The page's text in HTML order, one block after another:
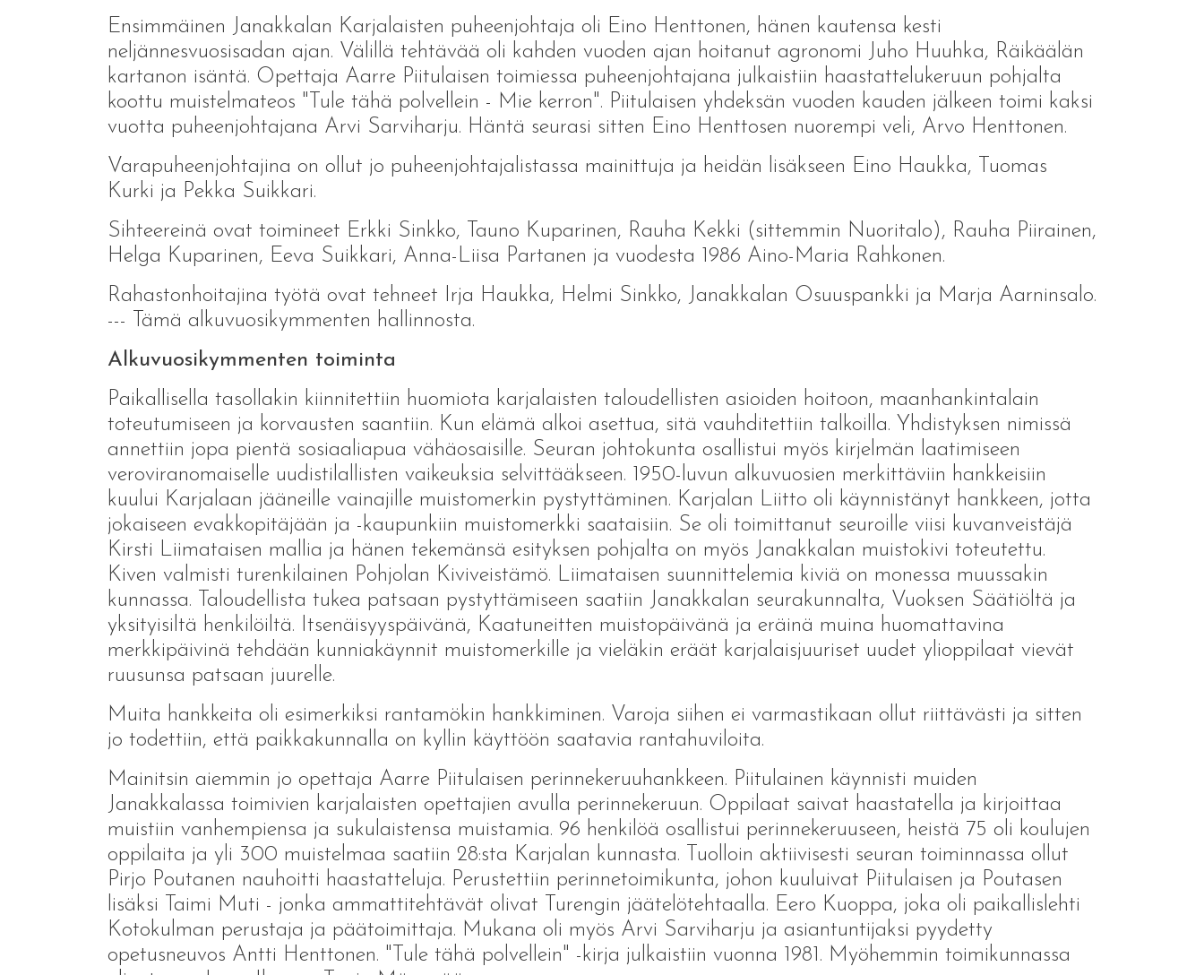
Ensimmäinen Janakkalan Karjalaisten puheenjohtaja oli Eino Henttonen, hänen kautensa kesti
neljännesvuosisadan ajan. Välillä tehtävää oli kahden vuoden ajan hoitanut agronomi Juho Huuhka, Räikäälän
kartanon isäntä. Opettaja Aarre Piitulaisen toimiessa puheenjohtajana julkaistiin haastattelukeruun pohjalta
koottu muistelmateos "Tule tähä polvellein - Mie kerron". Piitulaisen yhdeksän vuoden kauden jälkeen toimi kaksi
vuotta puheenjohtajana Arvi Sarviharju. Häntä seurasi sitten Eino Henttosen nuorempi veli, Arvo Henttonen.
Varapuheenjohtajina on ollut jo puheenjohtajalistassa mainittuja ja heidän lisäkseen Eino Haukka, Tuomas
Kurki ja Pekka Suikkari.
Sihteereinä ovat toimineet Erkki Sinkko, Tauno Kuparinen, Rauha Kekki (sittemmin Nuoritalo), Rauha Piirainen,
Helga Kuparinen, Eeva Suikkari, Anna-Liisa Partanen ja vuodesta 1986 Aino-Maria Rahkonen.
Rahastonhoitajina työtä ovat tehneet Irja Haukka, Helmi Sinkko, Janakkalan Osuuspankki ja Marja Aarninsalo.
--- Tämä alkuvuosikymmenten hallinnosta.
Alkuvuosikymmenten toiminta
Paikallisella tasollakin kiinnitettiin huomiota karjalaisten taloudellisten asioiden hoitoon, maanhankintalain
toteutumiseen ja korvausten saantiin. Kun elämä alkoi asettua, sitä vauhditettiin talkoilla. Yhdistyksen nimissä
annettiin jopa pientä sosiaaliapua vähäosaisille. Seuran johtokunta osallistui myös kirjelmän laatimiseen
veroviranomaiselle uudistilallisten vaikeuksia selvittääkseen. 1950-luvun alkuvuosien merkittäviin hankkeisiin
kuului Karjalaan jääneille vainajille muistomerkin pystyttäminen. Karjalan Liitto oli käynnistänyt hankkeen, jotta
jokaiseen evakkopitäjään ja -kaupunkiin muistomerkki saataisiin. Se oli toimittanut seuroille viisi kuvanveistäjä
Kirsti Liimataisen mallia ja hänen tekemänsä esityksen pohjalta on myös Janakkalan muistokivi toteutettu.
Kiven valmisti turenkilainen Pohjolan Kiviveistämö. Liimataisen suunnittelemia kiviä on monessa muussakin
kunnassa. Taloudellista tukea patsaan pystyttämiseen saatiin Janakkalan seurakunnalta, Vuoksen Säätiöltä ja
yksityisiltä henkilöiltä. Itsenäisyyspäivänä, Kaatuneitten muistopäivänä ja eräinä muina huomattavina
merkkipäivinä tehdään kunniakäynnit muistomerkille ja vieläkin eräät karjalaisjuuriset uudet ylioppilaat vievät
ruusunsa patsaan juurelle.
Muita hankkeita oli esimerkiksi rantamökin hankkiminen. Varoja siihen ei varmastikaan ollut riittävästi ja sitten
jo todettiin, että paikkakunnalla on kyllin käyttöön saatavia rantahuviloita.
Mainitsin aiemmin jo opettaja Aarre Piitulaisen perinnekeruuhankkeen. Piitulainen käynnisti muiden
Janakkalassa toimivien karjalaisten opettajien avulla perinnekeruun. Oppilaat saivat haastatella ja kirjoittaa
muistiin vanhempiensa ja sukulaistensa muistamia. 96 henkilöä osallistui perinnekeruuseen, heistä 75 oli koulujen
oppilaita ja yli 300 muistelmaa saatiin 28:sta Karjalan kunnasta. Tuolloin aktiivisesti seuran toiminnassa ollut
Pirjo Poutanen nauhoitti haastatteluja. Perustettiin perinnetoimikunta, johon kuuluivat Piitulaisen ja Poutasen
lisäksi Taimi Muti - jonka ammattitehtävät olivat Turengin jäätelötehtaalla. Eero Kuoppa, joka oli paikallislehti
Kotokulman perustaja ja päätoimittaja. Mukana oli myös Arvi Sarviharju ja asiantuntijaksi pyydetty
opetusneuvos Antti Henttonen. "Tule tähä polvellein" -kirja julkaistiin vuonna 1981. Myöhemmin toimikunnassa